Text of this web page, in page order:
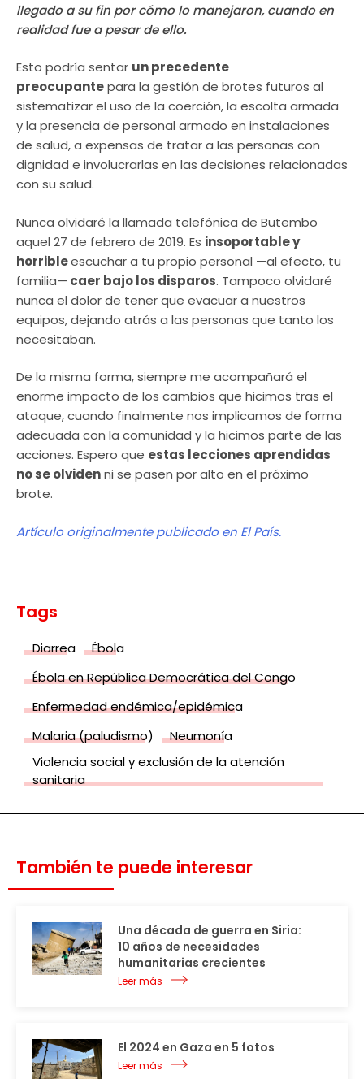
llegado a su fin por cómo lo manejaron, cuando en
realidad fue a pesar de ello.
Esto podría sentar un precedente
preocupantepara la gestión de brotes futuros al
sistematizar el uso de la coerción, la escolta armada
y la presencia de personal armado en instalaciones
de salud, a expensas de tratar a las personas con
dignidad e involucrarlas en las decisiones relacionadas
con su salud.
Nunca olvidaré la llamada telefónica de Butembo
aquel 27 de febrero de 2019. Es insoportable y
horribleescuchar a tu propio personal —al efecto, tu
familia— caer bajo los disparos. Tampoco olvidaré
nunca el dolor de tener que evacuar a nuestros
equipos, dejando atrás a las personas que tanto los
necesitaban.
De la misma forma, siempre me acompañará el
enorme impacto de los cambios que hicimos tras el
ataque, cuando finalmente nos implicamos de forma
adecuada con la comunidad y la hicimos parte de las
acciones. Espero que estas lecciones aprendidas
no se olvidenni se pasen por alto en el próximo
brote.
Artículo originalmente publicado en El País.
Tags
Diarrea
Ébola
Ébola en República Democrática del Congo
Enfermedad endémica/epidémica
Malaria (paludismo)
Neumonía
Violencia social y exclusión de la atención
sanitaria
También te puede interesar
Una década de guerra en Siria:
10 años de necesidades
humanitarias crecientes
Leer más
El 2024 en Gaza en 5 fotos
Leer más